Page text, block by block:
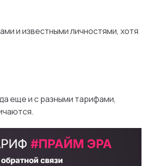
и известными личностями, хотя
еще и с разными тарифами,